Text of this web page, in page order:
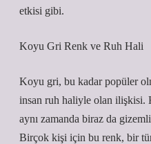
etkisi gibi.
Koyu Gri Renk ve Ruh Hali
Koyu gri, bu kadar popüler
insan ruh haliyle olan ilişkisi.
aynı zamanda biraz da
Birçok kişi için bu renk, bir